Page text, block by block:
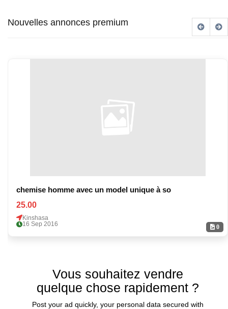
Nouvelles annonces premium
0
chemise homme avec un model unique à so
25.00
Kinshasa
16 Sep 2016
Vous souhaitez vendre
quelque chose rapidement ?
Post your ad quickly, your personal data secured with